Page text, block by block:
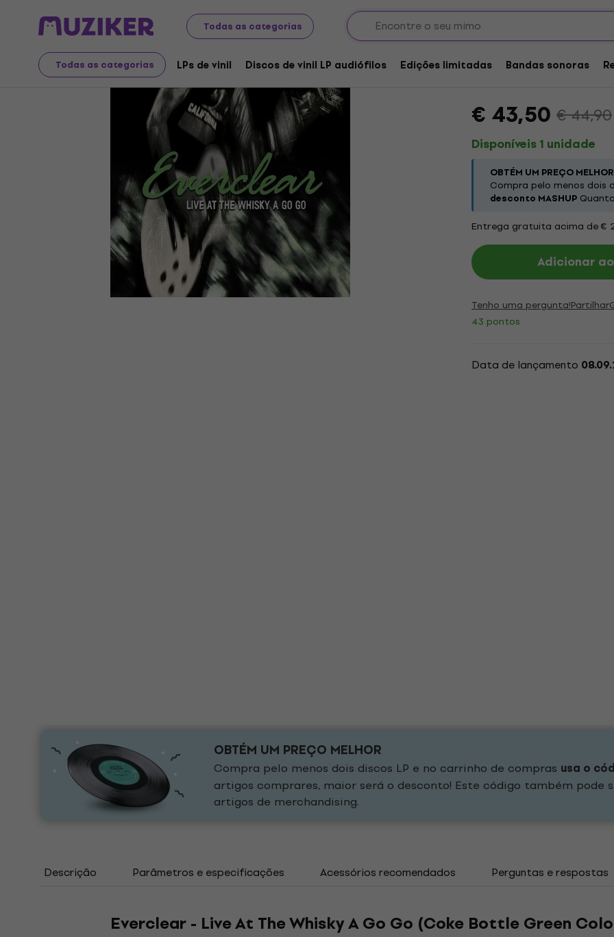
Todas as categorias
Todas as categorias LPs de vinil Discos de vinil LP audiófilos Edições limitadas Bandas sonoras
Discos LP e CDs LPs de vinil
Everclear - Live At
Coloured) (180 g) (2
€ 43,50 € 44,90
Disponíveis 1 unidade
OBTÉM UM PREÇO MELHOR
Compra pelo menos dois
desconto MASHUP
Entrega gratuita acima de €
Adicionar
Tenho uma pergunta!Partilhar
43 pontos
Data de lançamento
OBTÉM UM PREÇO MELHOR
Compra pelo menos dois discos LP e no carrinho de compras usa o
artigos comprares, maior será o desconto! Este código também pode
artigos de merchandising.
Descrição Parâmetros e especificações Acessórios recomendados Perguntas e respostas
Everclear - Live At The Whisky A Go Go (Coke Bottle Green